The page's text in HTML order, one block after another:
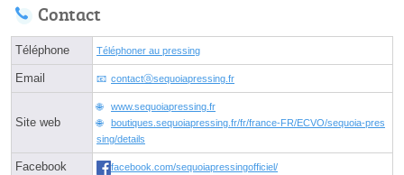
Contact
Téléphone Téléphoner au pressing
Email contactⓐsequoiapressing.fr
Site web
www.sequoiapressing.fr
boutiques.sequoiapressing.fr/fr/france-FR/ECVO/sequoia-pres
sing/details
Facebook facebook.com/sequoiapressingofficiel/